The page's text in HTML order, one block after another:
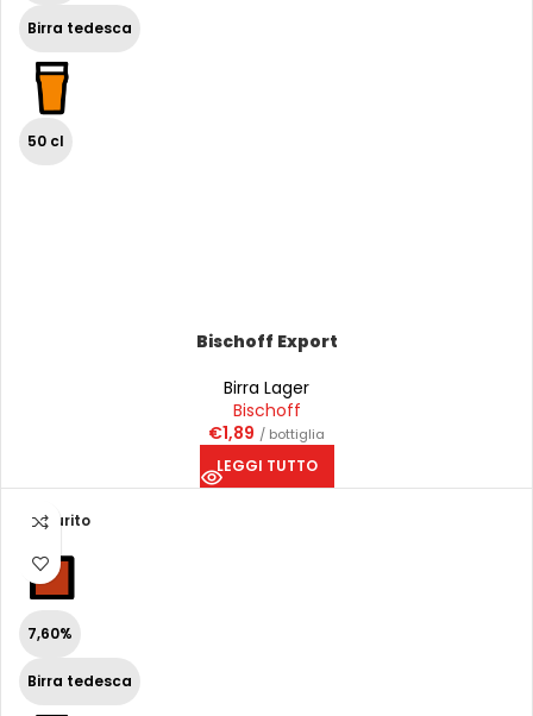
Birra tedesca
50 cl
Bischoff Export
Birra Lager
Bischoff
€1,89 / bottiglia
LEGGI TUTTO
Esaurito
7,60%
Birra tedesca